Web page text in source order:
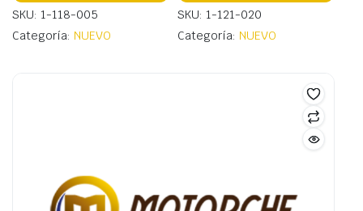
SKU: 1-118-005
Categoría: NUEVO
SKU: 1-121-020
Categoría: NUEVO